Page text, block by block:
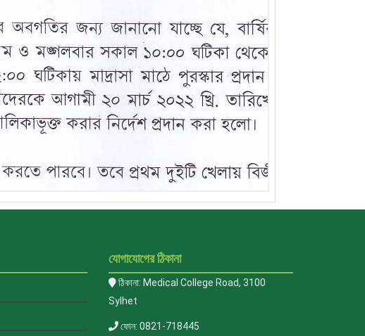
যোগাযোগের ঠিকানা
ঠিকানা: Medical College Road, 3100
Sylhet
ফোন: 0821-718445